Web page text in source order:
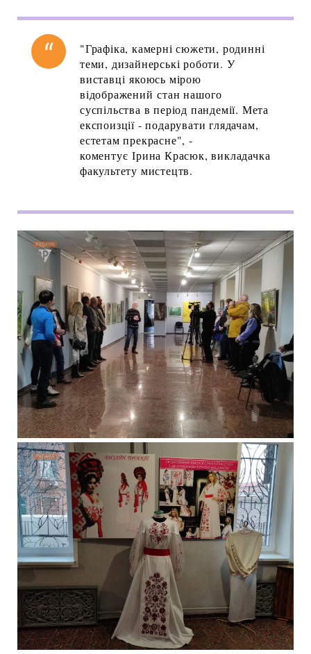
"Графіка, камерні сюжети, родинні
теми, дизайнерські роботи. У
виставці якоюсь мірою
відображений стан нашого
суспільства в період пандемії. Мета
експоизції - подарувати глядачам,
естетам прекрасне", -
коментує Ірина Красюк, викладачка
факультету мистецтв.